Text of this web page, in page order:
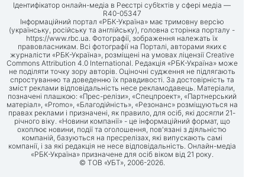
Ідентифікатор онлайн-медіа в Реєстрі суб’єктів у сфері медіа —
R40-05347
Інформаційний портал «РБК-Україна» має тримовну версію
(українську, російську та англійську), головна сторінка порталу -
https://www.rbc.ua. Фотографії, зображення належать їх
правовласникам. Всі фотографії на Порталі, авторами яких є
журналісти «РБК-Україна», розміщені на умовах ліцензії Creative
Commons Attribution 4.0 International. Редакція «РБК-Україна» може
не поділяти точку зору авторів. Оціночні судження не підлягають
спростуванню та доведенню їх правдивості. За достовірність та
зміст реклами відповідальність несе рекламодавець. Матеріали,
позначені плашкою: «Прес-релізи», «Спецпроект», «Партнерський
матеріал», «Promo», «Благодійність», «Резонанс» розміщуються на
правах реклами і призначені, як правило, для осіб, які досягли 21-
річного віку. «Новини компанії» - це інформаційний формат, що
охоплює новини, події та оголошення, пов'язані з діяльністю
компаній, базуються на пресрелізах, які випускають самі
компанії, і за які редакція не несе відповідальність. Онлайн-медіа
«РБК-Україна» призначене для осіб віком від 21 року.
© ТОВ «УБТ», 2006-2026.